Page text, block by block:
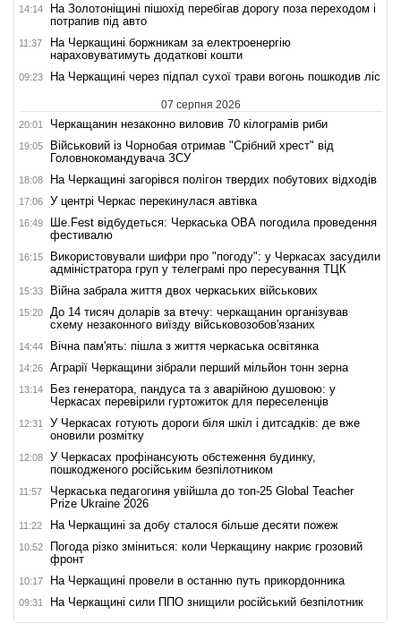
14:14
На Золотоніщині пішохід перебігав дорогу поза переходом і
потрапив під авто
11:37
На Черкащині боржникам за електроенергію
нараховуватимуть додаткові кошти
09:23 На Черкащині через підпал сухої трави вогонь пошкодив ліс
07 серпня 2026
20:01 Черкащанин незаконно виловив 70 кілограмів риби
19:05
Військовий із Чорнобая отримав "Срібний хрест" від
Головнокомандувача ЗСУ
18:08 На Черкащині загорівся полігон твердих побутових відходів
17:06 У центрі Черкас перекинулася автівка
16:49
Ше.Fest відбудеться: Черкаська ОВА погодила проведення
фестивалю
16:15
Використовували шифри про "погоду": у Черкасах засудили
адміністратора груп у телеграмі про пересування ТЦК
15:33 Війна забрала життя двох черкаських військових
15:20
До 14 тисяч доларів за втечу: черкащанин організував
схему незаконного виїзду військовозобов'язаних
14:44 Вічна пам'ять: пішла з життя черкаська освітянка
14:26 Аграрії Черкащини зібрали перший мільйон тонн зерна
13:14
Без генератора, пандуса та з аварійною душовою: у
Черкасах перевірили гуртожиток для переселенців
12:31
У Черкасах готують дороги біля шкіл і дитсадків: де вже
оновили розмітку
12:08
У Черкасах профінансують обстеження будинку,
пошкодженого російським безпілотником
11:57
Черкаська педагогиня увійшла до топ-25 Global Teacher
Prize Ukraine 2026
11:22 На Черкащині за добу сталося більше десяти пожеж
10:52
Погода різко зміниться: коли Черкащину накриє грозовий
фронт
10:17 На Черкащині провели в останню путь прикордонника
09:31 На Черкащині сили ППО знищили російський безпілотник